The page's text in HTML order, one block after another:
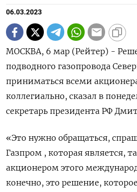
06.03.2023
МОСКВА, 6 мар (Рейтер) -
подводного газопровода
приниматься всеми
коллегиально, сказал в
секретарь президента РФ
«Это нужно обращаться,
Газпром , которая является,
акционером этого
конечно, это решение,